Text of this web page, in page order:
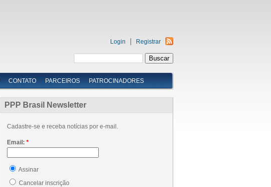
Login Registrar
CONTATO PARCEIROS PATROCINADORES
PPP Brasil Newsletter
Cadastre-se e receba notícias por e-mail.
Email: *
Assinar
Cancelar inscrição